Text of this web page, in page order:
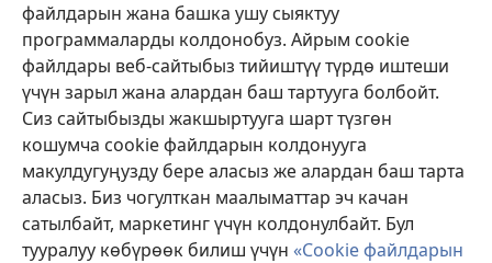
файлдарын жана башка ушу сыяктуу
программаларды колдонобуз. Айрым cookie
файлдары веб-сайтыбыз тийиштүү түрдө иштеши
үчүн зарыл жана алардан баш тартууга болбойт.
Сиз сайтыбызды жакшыртууга шарт түзгөн
кошумча cookie файлдарын колдонууга
макулдугуңузду бере аласыз же алардан баш тарта
аласыз. Биз чогулткан маалыматтар эч качан
сатылбайт, маркетинг үчүн колдонулбайт. Бул
тууралуу көбүрөөк билиш үчүн «Cookie файлдарын
Тартуулар
(жаңы
терезе
ачат)
ОНЛАЙН КИТЕПКАНА
(жаңы
терезе
ачат) JW Hub
(жаңы
терезе
ачат) JW Library
Watchtower Library